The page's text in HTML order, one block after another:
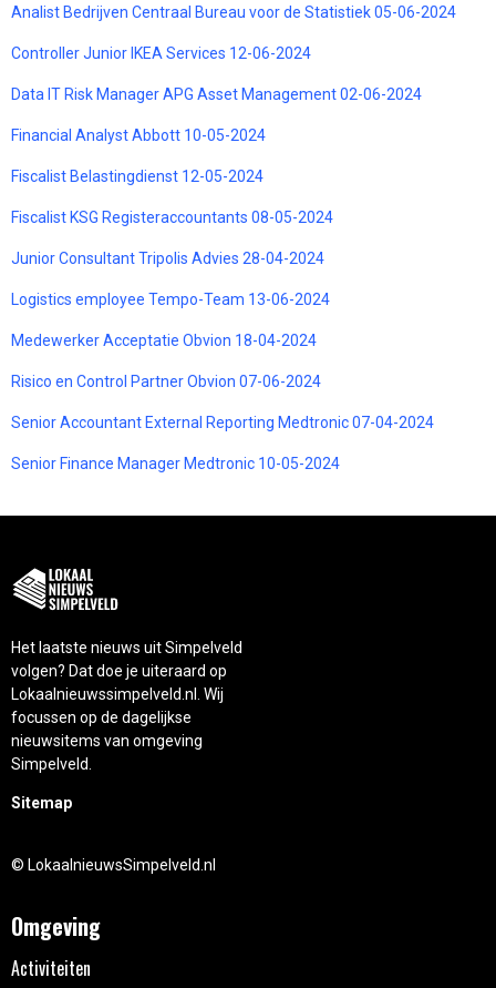
Analist Bedrijven Centraal Bureau voor de Statistiek 05-06-2024
Controller Junior IKEA Services 12-06-2024
Data IT Risk Manager APG Asset Management 02-06-2024
Financial Analyst Abbott 10-05-2024
Fiscalist Belastingdienst 12-05-2024
Fiscalist KSG Registeraccountants 08-05-2024
Junior Consultant Tripolis Advies 28-04-2024
Logistics employee Tempo-Team 13-06-2024
Medewerker Acceptatie Obvion 18-04-2024
Risico en Control Partner Obvion 07-06-2024
Senior Accountant External Reporting Medtronic 07-04-2024
Senior Finance Manager Medtronic 10-05-2024
Het laatste nieuws uit Simpelveld
volgen? Dat doe je uiteraard op
Lokaalnieuwssimpelveld.nl. Wij
focussen op de dagelijkse
nieuwsitems van omgeving
Simpelveld.
Sitemap
© LokaalnieuwsSimpelveld.nl
Omgeving
Activiteiten